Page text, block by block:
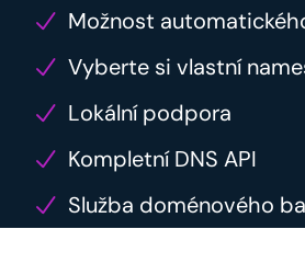
Možnost
Vyberte si vlastní
Lokální podpora
Kompletní DNS API
Služba doménového